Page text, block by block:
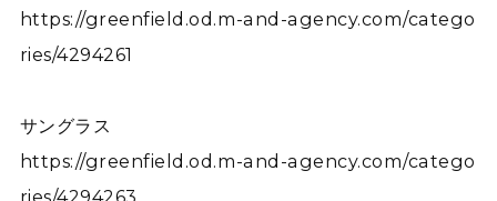
https://greenfield.od.m-and-agency.com/catego
ries/4294261
サングラス
https://greenfield.od.m-and-agency.com/catego